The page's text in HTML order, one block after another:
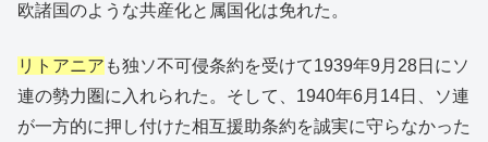
欧諸国のような共産化と属国化は免れた。
リトアニア も独ソ不可侵条約を受けて1939年9月28日にソ
連の勢力圏に入れられた。そして、1940年6月14日、ソ連
が一方的に押し付けた相互援助条約を誠実に守らなかった